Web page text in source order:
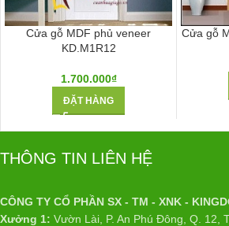
Cửa gỗ MDF phủ veneer
KD.M1R12
1.700.000₫
ĐẶT HÀNG
Cửa gỗ
THÔNG TIN LIÊN HỆ
CÔNG TY CỔ PHẦN SX - TM - XNK -
Xưởng 1: Vườn Lài, P. An Phú Đông, Q. 12,